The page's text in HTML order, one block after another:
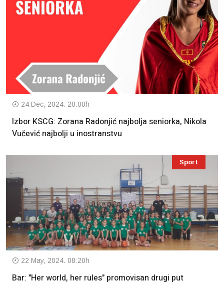
24 Dec, 2024. 20:00h
Izbor KSCG: Zorana Radonjić najbolja seniorka, Nikola
Vučević najbolji u inostranstvu
Sport
22 May, 2024. 08:20h
Bar: "Her world, her rules" promovisan drugi put